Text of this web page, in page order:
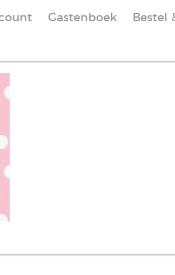
Gastenboek Bestel